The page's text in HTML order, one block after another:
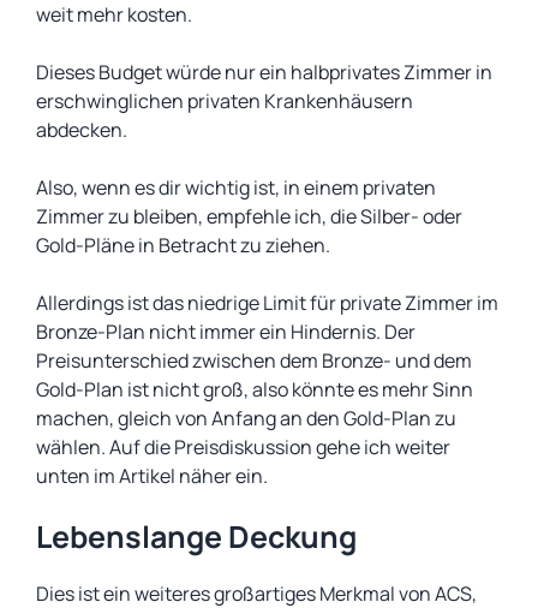
weit mehr kosten.
Dieses Budget würde nur ein halbprivates Zimmer in
erschwinglichen privaten Krankenhäusern
abdecken.
Also, wenn es dir wichtig ist, in einem privaten
Zimmer zu bleiben, empfehle ich, die Silber- oder
Gold-Pläne in Betracht zu ziehen.
Allerdings ist das niedrige Limit für private Zimmer im
Bronze-Plan nicht immer ein Hindernis. Der
Preisunterschied zwischen dem Bronze- und dem
Gold-Plan ist nicht groß, also könnte es mehr Sinn
machen, gleich von Anfang an den Gold-Plan zu
wählen. Auf die Preisdiskussion gehe ich weiter
unten im Artikel näher ein.
Lebenslange Deckung
Dies ist ein weiteres großartiges Merkmal von ACS,